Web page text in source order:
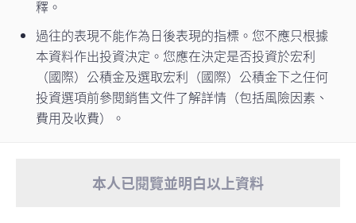
重要通知- 由2026年8月1日起，宏利客戶
服務中心將實施新服務安排。如有任何強
釋。
過往的表現不能作為日後表現的指標。您不應只根據
本資料作出投資決定。您應在決定是否投資於宏利
（國際）公積金及選取宏利（國際）公積金下之任何
投資選項前參閱銷售文件了解詳情（包括風險因素、
費用及收費）。
本人已閱覽並明白以上資料